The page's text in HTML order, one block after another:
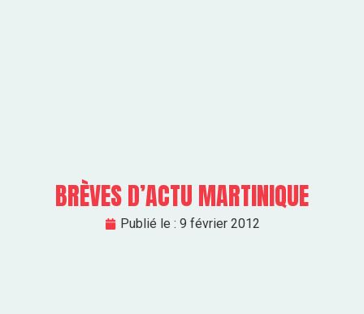
BRÈVES D’ACTU MARTINIQUE
Publié le : 9 février 2012